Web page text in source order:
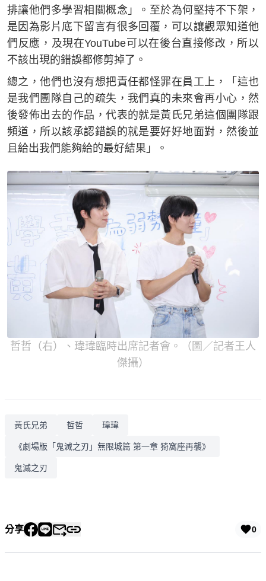
排讓他們多學習相關概念」。至於為何堅持不下架，
是因為影片底下留言有很多回覆，可以讓觀眾知道他
們反應，及現在YouTube可以在後台直接修改，所以
不該出現的錯誤都修剪掉了。
總之，他們也沒有想把責任都怪罪在員工上，「這也
是我們團隊自己的疏失，我們真的未來會再小心，然
後發佈出去的作品，代表的就是黃氏兄弟這個團隊跟
頻道，所以該承認錯誤的就是要好好地面對，然後並
且給出我們能夠給的最好結果」。
哲哲（右）、瑋瑋臨時出席記者會。（圖／記者王人
傑攝）
黃氏兄弟 哲哲 瑋瑋
《劇場版「鬼滅之刃」無限城篇 第一章 猗窩座再襲》
鬼滅之刃
分享 0